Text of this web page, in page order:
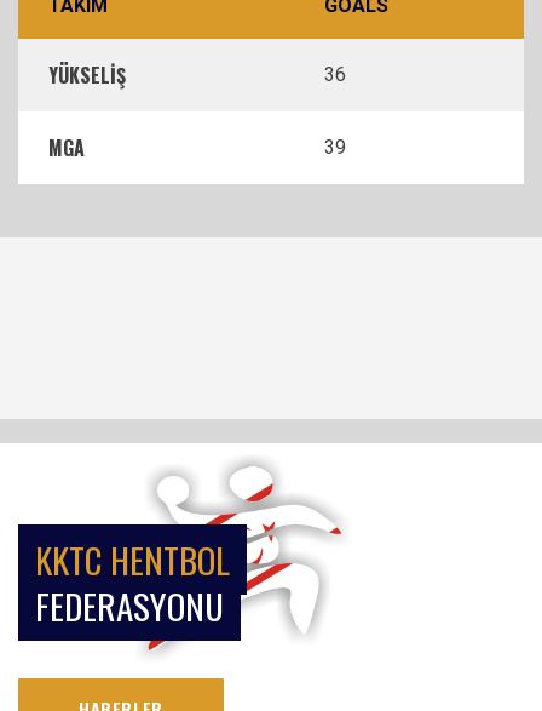
TAKIM GOALS
YÜKSELİŞ 36
MGA 39
KKTC HENTBOL
FEDERASYONU